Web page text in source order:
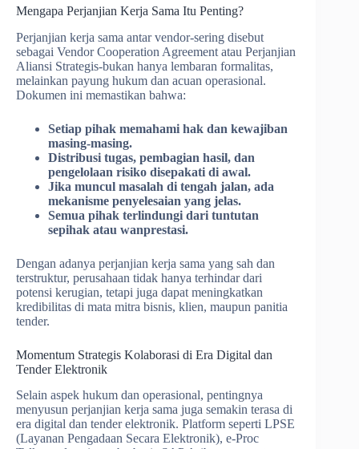
Mengapa Perjanjian Kerja Sama Itu Penting?
Perjanjian kerja sama antar vendor-sering disebut
sebagai Vendor Cooperation Agreement atau Perjanjian
Aliansi Strategis-bukan hanya lembaran formalitas,
melainkan payung hukum dan acuan operasional.
Dokumen ini memastikan bahwa:
Setiap pihak memahami hak dan kewajiban
masing-masing.
Distribusi tugas, pembagian hasil, dan
pengelolaan risiko disepakati di awal.
Jika muncul masalah di tengah jalan, ada
mekanisme penyelesaian yang jelas.
Semua pihak terlindungi dari tuntutan
sepihak atau wanprestasi.
Dengan adanya perjanjian kerja sama yang sah dan
terstruktur, perusahaan tidak hanya terhindar dari
potensi kerugian, tetapi juga dapat meningkatkan
kredibilitas di mata mitra bisnis, klien, maupun panitia
tender.
Momentum Strategis Kolaborasi di Era Digital dan
Tender Elektronik
Selain aspek hukum dan operasional, pentingnya
menyusun perjanjian kerja sama juga semakin terasa di
era digital dan tender elektronik. Platform seperti LPSE
(Layanan Pengadaan Secara Elektronik), e-Proc